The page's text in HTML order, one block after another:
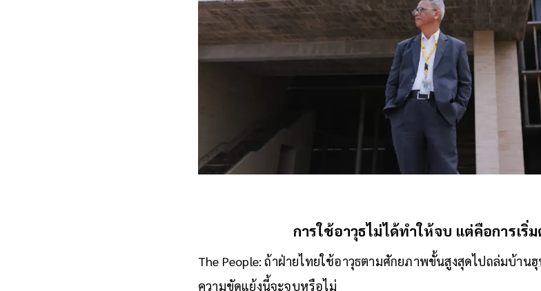
การใช้อาวุธไม่ได้ทำให้จบ แต่คือการเริ่
The People: ถ้าฝ่ายไทยใช้อาวุธตามศักยภาพขั้นสูงสุดไปถล่มบ้า
ความขัดแย้งนี้จะจบหรือไม่